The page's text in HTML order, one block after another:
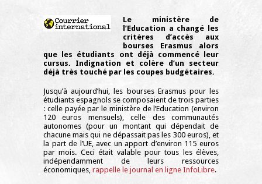
Le ministère de
l’Education a changé les
critères d’accès aux
bourses Erasmus alors
que les étudiants ont déjà commencé leur
cursus. Indignation et colère d’un secteur
déjà très touché par les coupes budgétaires.
Jusqu’à aujourd’hui, les bourses Erasmus pour les
étudiants espagnols se composaient de trois parties
: celle payée par le ministère de l’Education (environ
120 euros mensuels), celle des communautés
autonomes (pour un montant qui dépendait de
chacune mais qui ne dépassait pas les 300 euros), et
la part de l’UE, avec un apport d’environ 115 euros
par mois. Ceci était valable pour tous les élèves,
indépendamment de leurs ressources
économiques, rappelle le journal en ligne InfoLibre.